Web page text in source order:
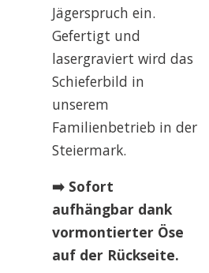
Jägerspruch ein.
Gefertigt und
lasergraviert wird das
Schieferbild in
unserem
Familienbetrieb in der
Steiermark.
➡️ Sofort
aufhängbar dank
vormontierter Öse
auf der Rückseite.